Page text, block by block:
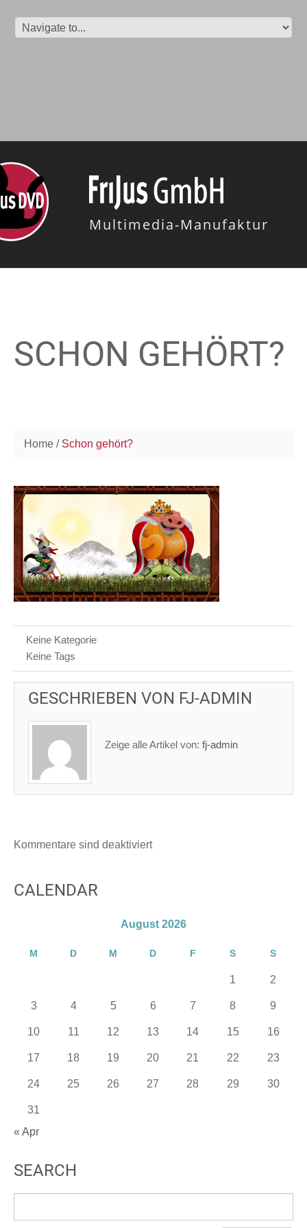
Multimedia-Manufaktur
SCHON GEHÖRT?
Home Schon gehört?
Keine Kategorie
Keine Tags
GESCHRIEBEN VON FJ-ADMIN
Zeige alle Artikel von: fj-admin
Kommentare sind deaktiviert
CALENDAR
August 2026
M D M D F S S
1 2
3 4 5 6 7 8 9
10 11 12 13 14 15 16
17 18 19 20 21 22 23
24 25 26 27 28 29 30
31
« Apr
SEARCH